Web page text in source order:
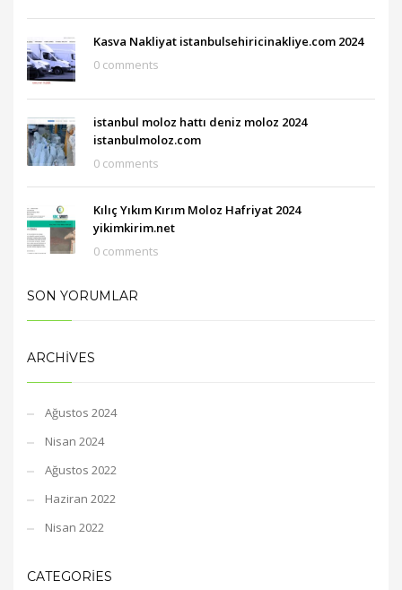
Kasva Nakliyat istanbulsehiricinakliye.com 2024
0 comments
istanbul moloz hattı deniz moloz 2024
istanbulmoloz.com
0 comments
Kılıç Yıkım Kırım Moloz Hafriyat 2024
yikimkirim.net
0 comments
SON YORUMLAR
ARCHIVES
Ağustos 2024
Nisan 2024
Ağustos 2022
Haziran 2022
Nisan 2022
CATEGORIES